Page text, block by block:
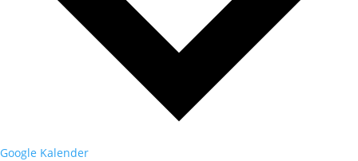
Google Kalender